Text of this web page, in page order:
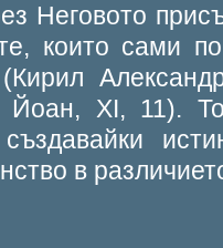
Неговото
които сами
(Кирил
Йоан, XI, 11).
в